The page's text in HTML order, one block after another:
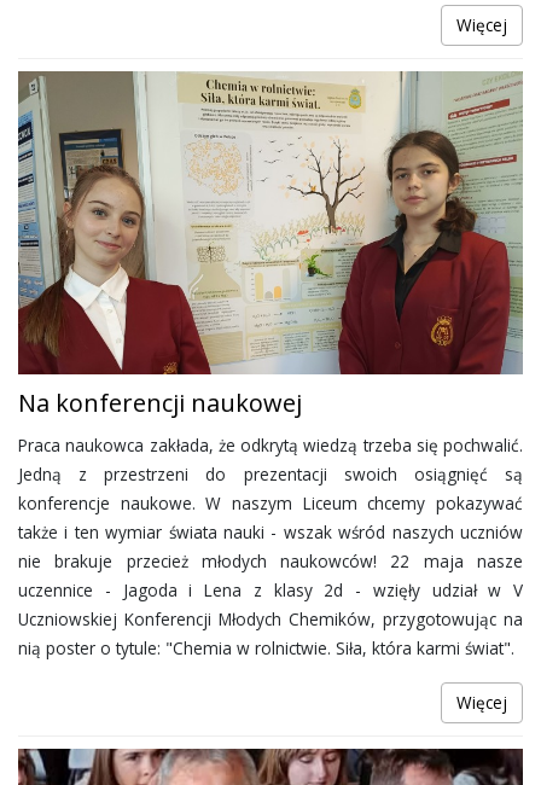
Więcej
Na konferencji naukowej
Praca naukowca zakłada, że odkrytą wiedzą trzeba się pochwalić.
Jedną z przestrzeni do prezentacji swoich osiągnięć są
konferencje naukowe. W naszym Liceum chcemy pokazywać
także i ten wymiar świata nauki - wszak wśród naszych uczniów
nie brakuje przecież młodych naukowców! 22 maja nasze
uczennice - Jagoda i Lena z klasy 2d - wzięły udział w V
Uczniowskiej Konferencji Młodych Chemików, przygotowując na
nią poster o tytule: "Chemia w rolnictwie. Siła, która karmi świat".
Więcej